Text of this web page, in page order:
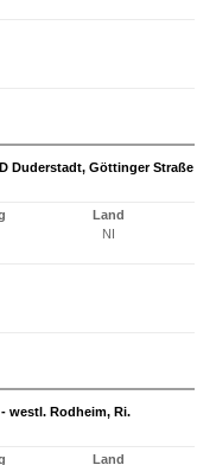
Duderstadt, Göttinger Straße
Land
NI
westl. Rodheim, Ri.
Land